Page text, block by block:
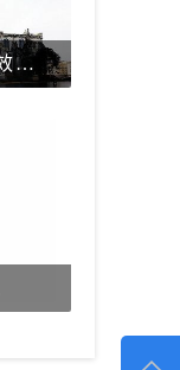
遗嘱需要公证才有法律效力吗？